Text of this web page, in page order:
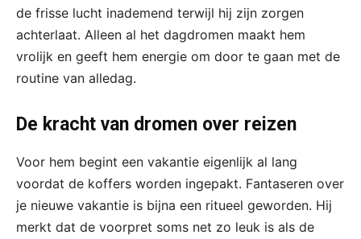
de frisse lucht inademend terwijl hij zijn zorgen
achterlaat. Alleen al het dagdromen maakt hem
vrolijk en geeft hem energie om door te gaan met de
routine van alledag.
De kracht van dromen over reizen
Voor hem begint een vakantie eigenlijk al lang
voordat de koffers worden ingepakt. Fantaseren over
je nieuwe vakantie is bijna een ritueel geworden. Hij
merkt dat de voorpret soms net zo leuk is als de